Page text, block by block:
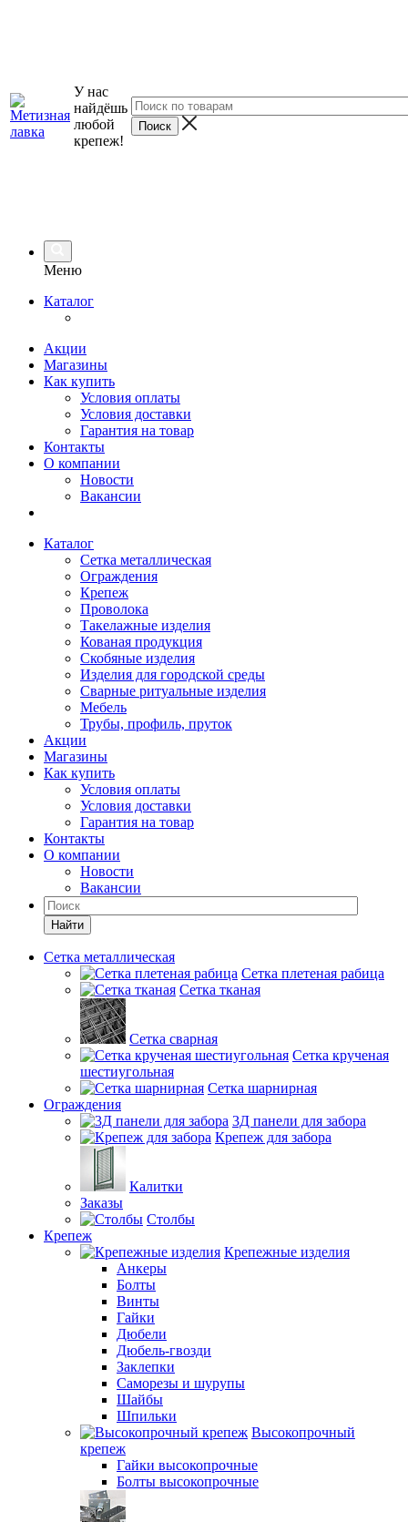
У нас
найдёшь
любой
крепеж!
Меню
Каталог
Акции
Магазины
Как купить
Условия оплаты
Условия доставки
Гарантия на товар
Контакты
О компании
Новости
Вакансии
Каталог
Сетка металлическая
Ограждения
Крепеж
Проволока
Такелажные изделия
Кованая продукция
Скобяные изделия
Изделия для городской среды
Сварные ритуальные изделия
Мебель
Трубы, профиль, пруток
Акции
Магазины
Как купить
Условия оплаты
Условия доставки
Гарантия на товар
Контакты
О компании
Новости
Вакансии
Найти
Сетка металлическая
Сетка плетеная рабица
Сетка тканая
Сетка сварная
Сетка крученая
шестиугольная
Сетка шарнирная
Ограждения
3Д панели для забора
Крепеж для забора
Калитки
Заказы
Столбы
Крепеж
Крепежные изделия
Анкеры
Болты
Винты
Гайки
Дюбели
Дюбель-гвозди
Заклепки
Саморезы и шурупы
Шайбы
Шпильки
Высокопрочный
крепеж
Гайки высокопрочные
Болты высокопрочные